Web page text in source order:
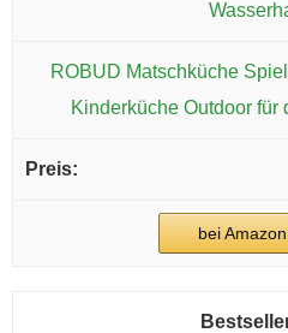
ROBUD Matschküche
Kinderküche Outdoor für
bei